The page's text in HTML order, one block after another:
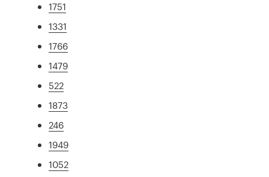
1751
1331
1766
1479
522
1873
246
1949
1052